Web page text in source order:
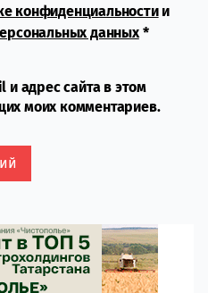
конфиденциальностии
данных*
и адрес сайта в этом
моих комментариев.